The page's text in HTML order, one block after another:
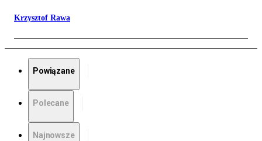
Krzysztof Rawa
Powiązane
Polecane
Najnowsze